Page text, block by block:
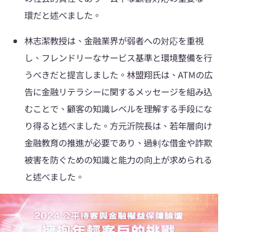
環だと述べました。
林志潔教授は、金融業界が弱者への対応を重視
し、フレンドリーなサービス基準と環境整備を行
うべきだと提言しました。林盟翔氏は、ATMの広
告に金融リテラシーに関するメッセージを組み込
むことで、顧客の知識レベルを理解する手段にな
り得ると述べました。方元沂院長は、若年層向け
金融教育の推進が必要であり、過剰な借金や詐欺
被害を防ぐための知識と能力の向上が求められる
と述べました。